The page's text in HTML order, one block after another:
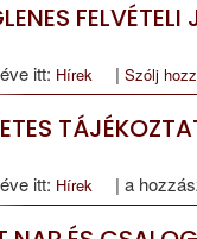
itt: Hírek | Szólj
itt: Hírek | Előzetes
a